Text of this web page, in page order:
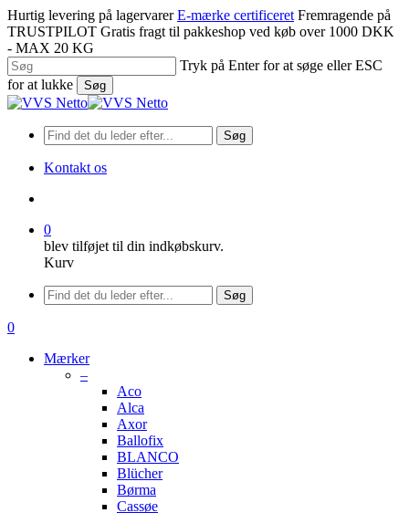
Spring
til
hovedindhold
Hurtig levering på lagervarer E-mærke certificeret Fremragende på
TRUSTPILOT Gratis fragt til pakkeshop ved køb over 1000 DKK
- MAX 20 KG
Tryk på Enter for at søge eller ESC
for at lukke
Søg
Luk
Søg
Kontakt os
0
blev tilføjet til din indkøbskurv.
Kurv
Menu
Søg
søge
0
Mærker
–
Aco
Alca
Axor
Ballofix
BLANCO
Blücher
Børma
Cassøe